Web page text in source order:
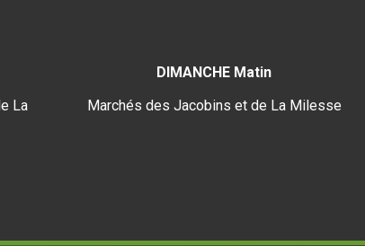
La
DIMANCHE Matin
Marchés des Jacobins et de La Milesse